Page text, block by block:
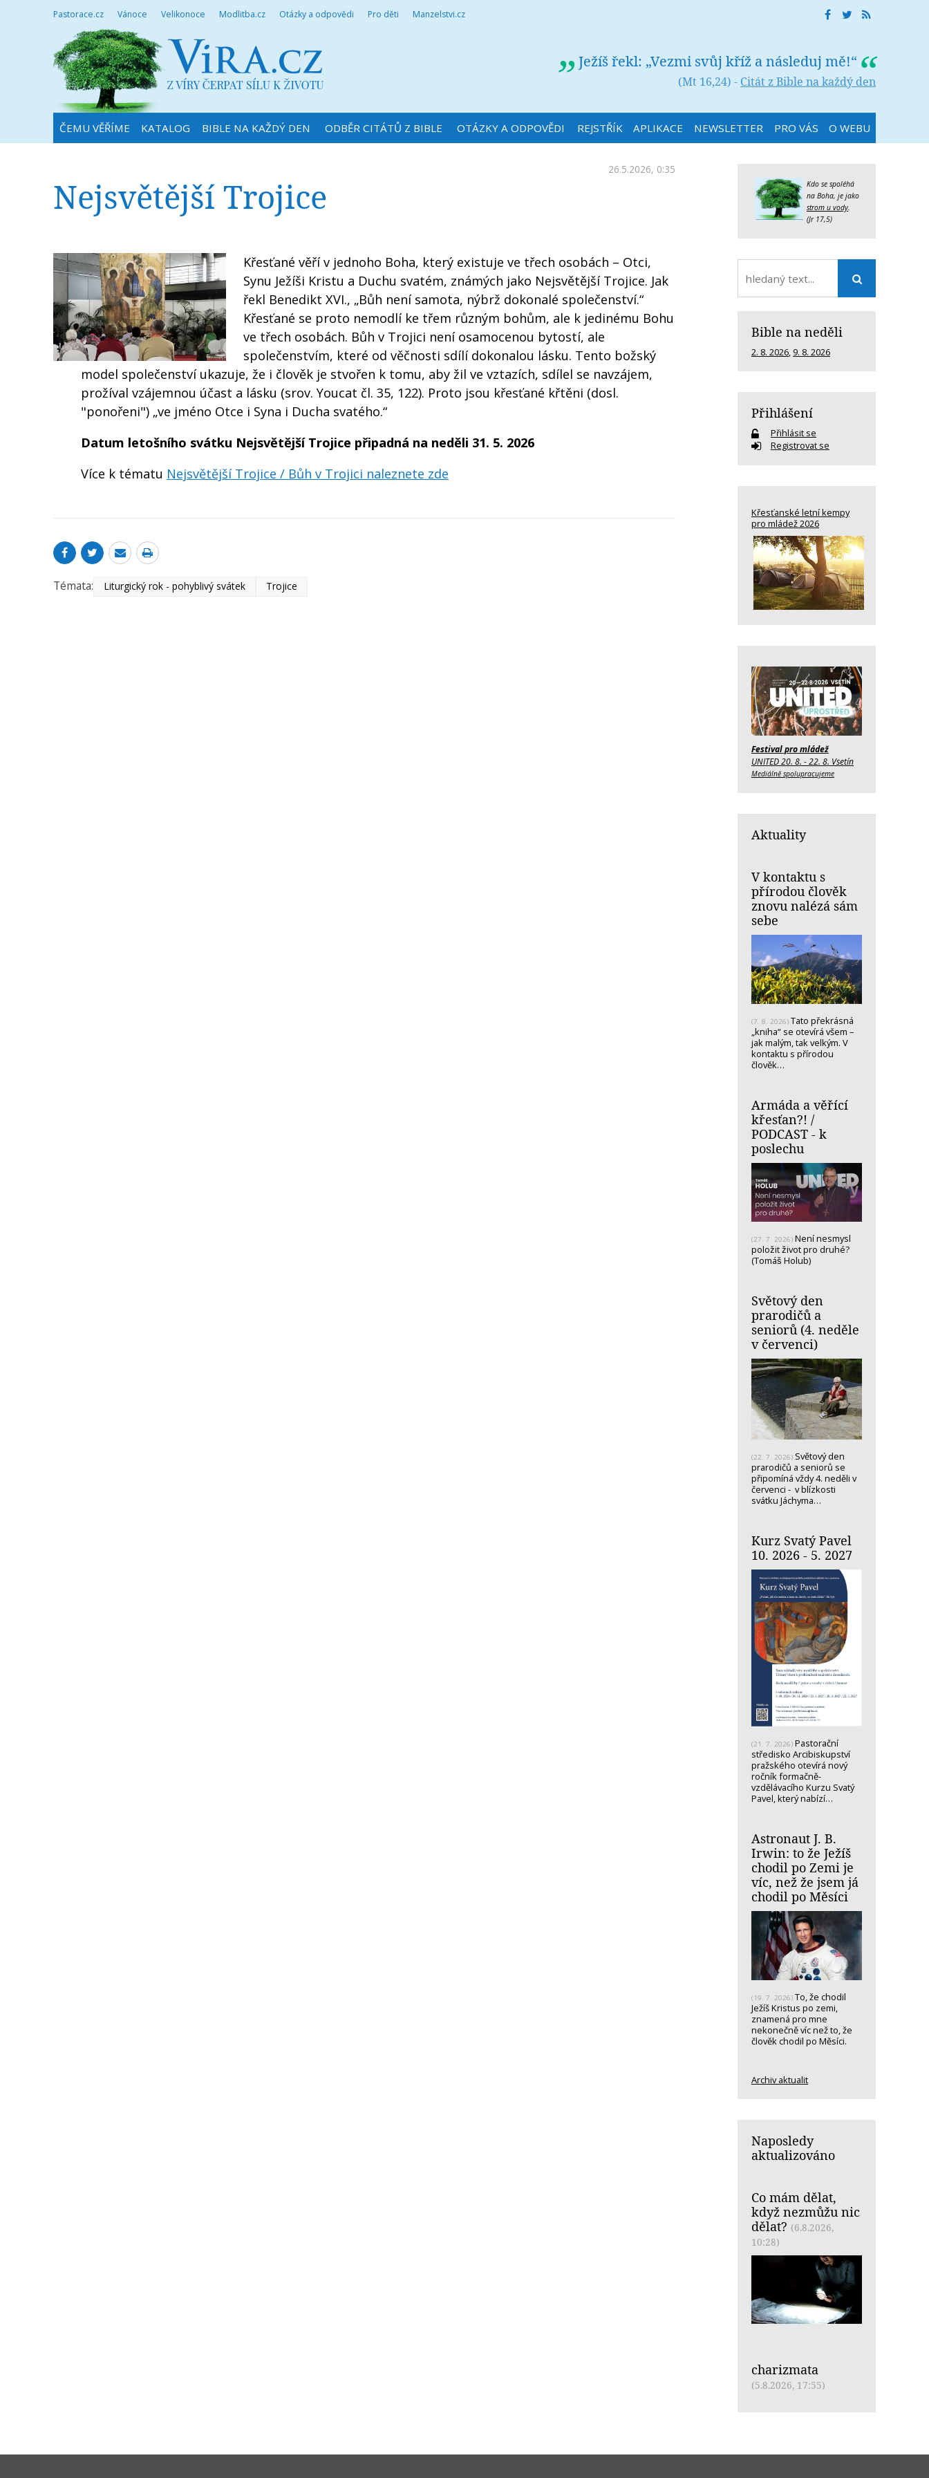
Pastorace.cz Vánoce Velikonoce Modlitba.cz Otázky a odpovědi Pro děti Manzelstvi.cz
Ježíš řekl: „Vezmi svůj kříž a následuj mě!“
(Mt 16,24) - Citát z Bible na každý den
ČEMU VĚŘÍME KATALOG BIBLE NA KAŽDÝ DEN ODBĚR CITÁTŮ Z BIBLE OTÁZKY A ODPOVĚDI REJSTŘÍK APLIKACE NEWSLETTER PRO VÁS O WEBU
26.5.2026, 0:35
Nejsvětější Trojice
Křesťané věří v jednoho Boha, který existuje ve třech osobách – Otci,
Synu Ježíši Kristu a Duchu svatém, známých jako Nejsvětější Trojice. Jak
řekl Benedikt XVI., „Bůh není samota, nýbrž dokonalé společenství.“
Křesťané se proto nemodlí ke třem různým bohům, ale k jedinému Bohu
ve třech osobách. Bůh v Trojici není osamocenou bytostí, ale
společenstvím, které od věčnosti sdílí dokonalou lásku. Tento božský
model společenství ukazuje, že i člověk je stvořen k tomu, aby žil ve vztazích, sdílel se navzájem,
prožíval vzájemnou účast a lásku (srov. Youcat čl. 35, 122). Proto jsou křesťané křtěni (dosl.
"ponořeni") „ve jméno Otce i Syna i Ducha svatého.“
Datum letošního svátku Nejsvětější Trojice připadná na neděli 31. 5. 2026
Více k tématu Nejsvětější Trojice / Bůh v Trojici naleznete zde
Témata: Liturgický rok - pohyblivý svátek Trojice
Kdo se spoléhá
na Boha, je jako
strom u vody.
(Jr 17,5)
Bible na neděli
2. 8. 2026, 9. 8. 2026
Přihlášení
Přihlásit se
Registrovat se
Křesťanské letní kempy
pro mládež 2026
Festival pro mládež
UNITED 20. 8. - 22. 8. Vsetín
Mediálně spolupracujeme
Aktuality
V kontaktu s
přírodou člověk
znovu nalézá sám
sebe
(7. 8. 2026) Tato překrásná
„kniha“ se otevírá všem –
jak malým, tak velkým. V
kontaktu s přírodou
člověk…
Armáda a věřící
křesťan?! /
PODCAST - k
poslechu
(27. 7. 2026) Není nesmysl
položit život pro druhé?
(Tomáš Holub)
Světový den
prarodičů a
seniorů (4. neděle
v červenci)
(22. 7. 2026) Světový den
prarodičů a seniorů se
připomíná vždy 4. neděli v
červenci - v blízkosti
svátku Jáchyma…
Kurz Svatý Pavel
10. 2026 - 5. 2027
(21. 7. 2026) Pastorační
středisko Arcibiskupství
pražského otevírá nový
ročník formačně-
vzdělávacího Kurzu Svatý
Pavel, který nabízí…
Astronaut J. B.
Irwin: to že Ježíš
chodil po Zemi je
víc, než že jsem já
chodil po Měsíci
(19. 7. 2026) To, že chodil
Ježíš Kristus po zemi,
znamená pro mne
nekonečně víc než to, že
člověk chodil po Měsíci.
Archiv aktualit
Naposledy
aktualizováno
Co mám dělat,
když nezmůžu nic
dělat? (6.8.2026,
10:28)
charizmata
(5.8.2026, 17:55)